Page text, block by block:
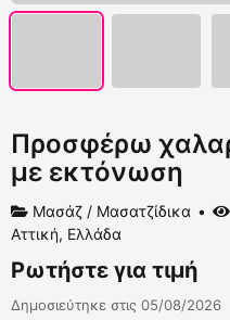
Προσφέρω
με εκτόνωση
Μασάζ / Μασατζίδικα
Αττική, Ελλάδα
Ρωτήστε για τιμή
Δημοσιεύτηκε στις 05/08/2026